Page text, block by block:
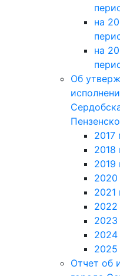
на
на
Об
2017
2018
2019
2020
2021
2022
2023
2024
2025
Отчет об